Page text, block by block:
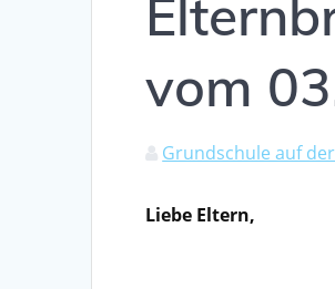
vom
Grundschule auf
Liebe Eltern,